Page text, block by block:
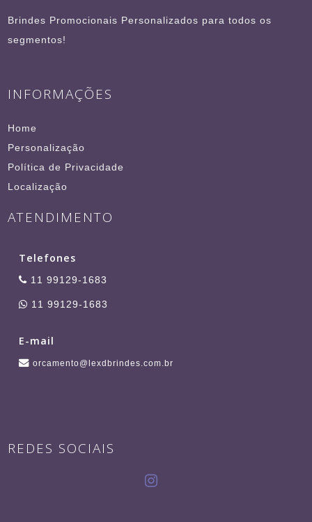
Brindes Promocionais Personalizados para todos os
segmentos!
INFORMAÇÕES
Home
Personalização
Política de Privacidade
Localização
ATENDIMENTO
Telefones
11 99129-1683
11 99129-1683
E-mail
orcamento@lexdbrindes.com.br
REDES SOCIAIS